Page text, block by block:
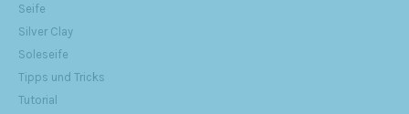
Seife
Silver Clay
Soleseife
Tipps und Tricks
Tutorial